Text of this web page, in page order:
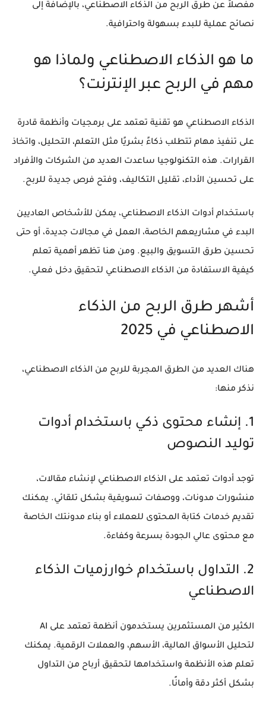
مفصلاً عن طرق الربح من الذكاء الاصطناعي، بالإضافة إلى
نصائح عملية للبدء بسهولة واحترافية.
ما هو الذكاء الاصطناعي ولماذا هو
مهم في الربح عبر الإنترنت؟
الذكاء الاصطناعي هو تقنية تعتمد على برمجيات وأنظمة قادرة
على تنفيذ مهام تتطلب ذكاءً بشريًا مثل التعلم، التحليل، واتخاذ
القرارات. هذه التكنولوجيا ساعدت العديد من الشركات والأفراد
على تحسين الأداء، تقليل التكاليف، وفتح فرص جديدة للربح.
باستخدام أدوات الذكاء الاصطناعي، يمكن للأشخاص العاديين
البدء في مشاريعهم الخاصة، العمل في مجالات جديدة، أو حتى
تحسين طرق التسويق والبيع. ومن هنا تظهر أهمية تعلم
كيفية الاستفادة من الذكاء الاصطناعي لتحقيق دخل فعلي.
أشهر طرق الربح من الذكاء
الاصطناعي في 2025
هناك العديد من الطرق المجربة للربح من الذكاء الاصطناعي،
نذكر منها:
1. إنشاء محتوى ذكي باستخدام أدوات
توليد النصوص
توجد أدوات تعتمد على الذكاء الاصطناعي لإنشاء مقالات،
منشورات مدونات، ووصفات تسويقية بشكل تلقائي. يمكنك
تقديم خدمات كتابة المحتوى للعملاء أو بناء مدونتك الخاصة
مع محتوى عالي الجودة بسرعة وكفاءة.
2. التداول باستخدام خوارزميات الذكاء
الاصطناعي
الكثير من المستثمرين يستخدمون أنظمة تعتمد على AI
لتحليل الأسواق المالية، الأسهم، والعملات الرقمية. يمكنك
تعلم هذه الأنظمة واستخدامها لتحقيق أرباح من التداول
بشكل أكثر دقة وأمانًا.